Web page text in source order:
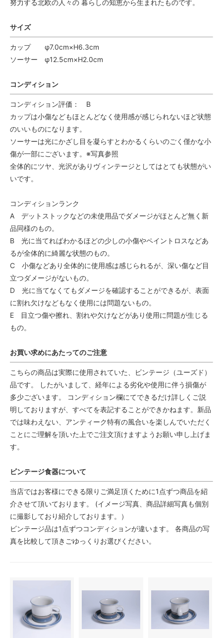
努力する北欧の人々の 暮らしの知恵から生まれたものです。
サイズ
カップ φ7.0cm×H6.3cm
ソーサー φ12.5cm×H2.0cm
コンディション
コンディション評価： B
カップは小傷などもほとんどなく使用感が感じられないほど状態
のいいものになります。
ソーサーは光にかざし目を凝らすとわかるくらいのごく僅かな小
傷が一部にございます。※写真参照
全体的にツヤ、光沢がありヴィンテージとしてはとても状態がい
いです。
コンディションランク
A デットストックなどの未使用品でダメージがほとんど無く新
品同様のもの。
B 光に当てればわかるほどの少しの小傷やペイントロスなどあ
るが全体的に綺麗な状態のもの。
C 小傷などあり全体的に使用感は感じられるが、深い傷など目
立つダメージがないもの。
D 光に当てなくてもダメージを確認することができるが、表面
に割れ欠けなどもなく使用には問題ないもの。
E 目立つ傷や擦れ、割れや欠けなどがあり使用に問題が生じる
もの。
お買い求めにあたってのご注意
こちらの商品は実際に使用されていた、ビンテージ（ユーズド）
品です。 したがいまして、経年による劣化や使用に伴う損傷が
多少ございます。 コンディション欄にてできるだけ詳しくご説
明しておりますが、すべてを表記することができかねます。新品
では味わえない、アンティーク特有の風合いを楽しんでいただく
ことにご理解を頂いた上でご注文頂けますようお願い申し上げま
す。
ビンテージ食器について
当店ではお客様にできる限りご満足頂くために1点ずつ商品を紹
介させて頂いております。 (イメージ写真、商品詳細写真も個別
に撮影しており紹介しております。）
ビンテージ品は1点ずつコンディションが違います。 各商品の写
真を比較して頂きごゆっくりお選びください。